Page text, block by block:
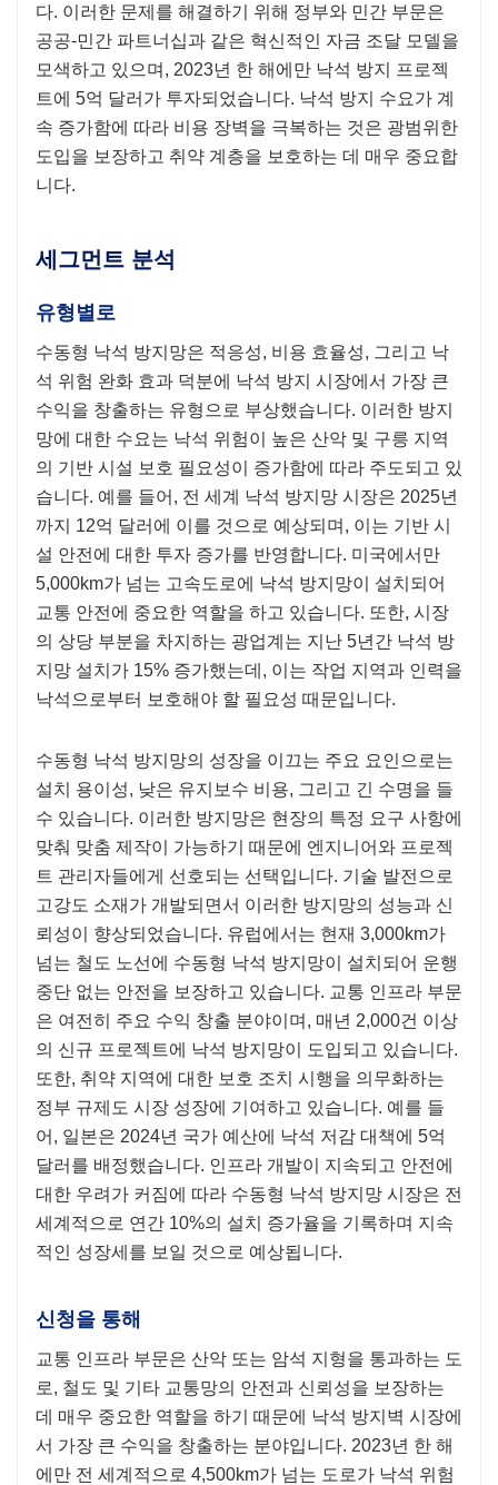
다. 이러한 문제를 해결하기 위해 정부와 민간 부문은
공공-민간 파트너십과 같은 혁신적인 자금 조달 모델을
모색하고 있으며, 2023년 한 해에만 낙석 방지 프로젝
트에 5억 달러가 투자되었습니다. 낙석 방지 수요가 계
속 증가함에 따라 비용 장벽을 극복하는 것은 광범위한
도입을 보장하고 취약 계층을 보호하는 데 매우 중요합
니다.
세그먼트 분석
유형별로
수동형 낙석 방지망은 적응성, 비용 효율성, 그리고 낙
석 위험 완화 효과 덕분에 낙석 방지 시장에서 가장 큰
수익을 창출하는 유형으로 부상했습니다. 이러한 방지
망에 대한 수요는 낙석 위험이 높은 산악 및 구릉 지역
의 기반 시설 보호 필요성이 증가함에 따라 주도되고 있
습니다. 예를 들어, 전 세계 낙석 방지망 시장은 2025년
까지 12억 달러에 이를 것으로 예상되며, 이는 기반 시
설 안전에 대한 투자 증가를 반영합니다. 미국에서만
5,000km가 넘는 고속도로에 낙석 방지망이 설치되어
교통 안전에 중요한 역할을 하고 있습니다. 또한, 시장
의 상당 부분을 차지하는 광업계는 지난 5년간 낙석 방
지망 설치가 15% 증가했는데, 이는 작업 지역과 인력을
낙석으로부터 보호해야 할 필요성 때문입니다.
수동형 낙석 방지망의 성장을 이끄는 주요 요인으로는
설치 용이성, 낮은 유지보수 비용, 그리고 긴 수명을 들
수 있습니다. 이러한 방지망은 현장의 특정 요구 사항에
맞춰 맞춤 제작이 가능하기 때문에 엔지니어와 프로젝
트 관리자들에게 선호되는 선택입니다. 기술 발전으로
고강도 소재가 개발되면서 이러한 방지망의 성능과 신
뢰성이 향상되었습니다. 유럽에서는 현재 3,000km가
넘는 철도 노선에 수동형 낙석 방지망이 설치되어 운행
중단 없는 안전을 보장하고 있습니다. 교통 인프라 부문
은 여전히 ​​주요 수익 창출 분야이며, 매년 2,000건 이상
의 신규 프로젝트에 낙석 방지망이 도입되고 있습니다.
또한, 취약 지역에 대한 보호 조치 시행을 의무화하는
정부 규제도 시장 성장에 기여하고 있습니다. 예를 들
어, 일본은 2024년 국가 예산에 낙석 저감 대책에 5억
달러를 배정했습니다. 인프라 개발이 지속되고 안전에
대한 우려가 커짐에 따라 수동형 낙석 방지망 시장은 전
세계적으로 연간 10%의 설치 증가율을 기록하며 지속
적인 성장세를 보일 것으로 예상됩니다.
신청을 통해
교통 인프라 부문은 산악 또는 암석 지형을 통과하는 도
로, 철도 및 기타 교통망의 안전과 신뢰성을 보장하는
데 매우 중요한 역할을 하기 때문에 낙석 방지벽 시장에
서 가장 큰 수익을 창출하는 분야입니다. 2023년 한 해
에만 전 세계적으로 4,500km가 넘는 도로가 낙석 위험